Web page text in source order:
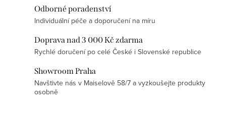
Odborné poradenství
Individuální péče a doporučení na míru
Doprava nad 3 000 Kč zdarma
Rychlé doručení po celé České i Slovenské republice
Showroom Praha
Navštivte nás v Maiselově 58/7 a vyzkoušejte produkty
osobně